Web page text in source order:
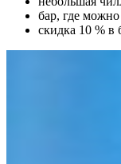
бар, где
скидка 10 % в